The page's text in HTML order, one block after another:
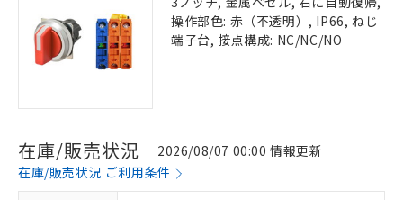
操作部色: 赤（不透明）, IP66, ねじ
端子台, 接点構成: NC/NC/NO
在庫/販売状況
2026/08/07 00:00 情報更新
在庫/販売状況 ご利用条件